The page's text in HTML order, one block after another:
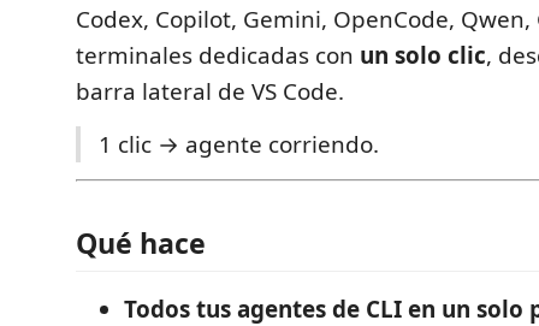
Codex, Copilot, Gemini, OpenCode,
terminales dedicadas con un solo clic,
barra lateral de VS Code.
1 clic → agente corriendo.
Qué hace
Todos tus agentes de CLI en un solo